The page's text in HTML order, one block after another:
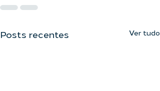
Posts recentes Ver tudo